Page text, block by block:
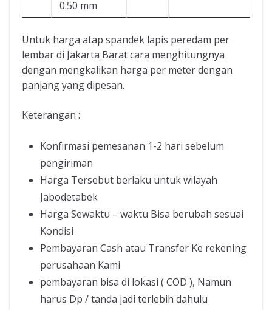
0.50 mm
Untuk harga atap spandek lapis peredam per
lembar di Jakarta Barat cara menghitungnya
dengan mengkalikan harga per meter dengan
panjang yang dipesan.
Keterangan :
Konfirmasi pemesanan 1-2 hari sebelum
pengiriman
Harga Tersebut berlaku untuk wilayah
Jabodetabek
Harga Sewaktu – waktu Bisa berubah sesuai
Kondisi
Pembayaran Cash atau Transfer Ke rekening
perusahaan Kami
pembayaran bisa di lokasi ( COD ), Namun
harus Dp / tanda jadi terlebih dahulu